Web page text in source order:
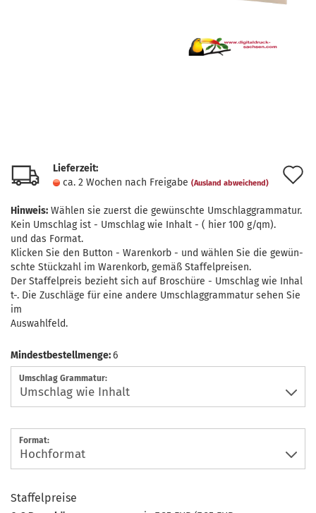
Lieferzeit:
ca. 2 Wochen nach Freigabe (Ausland abweichend)
Hinweis: Wählen sie zuerst die gewünschte Umschlaggrammatur.
Kein Umschlag ist - Umschlag wie Inhalt - ( hier 100 g/qm).
und das Format.
Klicken Sie den Button - Warenkorb - und wählen Sie die gewün-
schte Stückzahl im Warenkorb, gemäß Staffelpreisen.
Der Staffelpreis bezieht sich auf Broschüre - Umschlag wie Inhal
t-. Die Zuschläge für eine andere Umschlaggrammatur sehen Sie
im
Auswahlfeld.
Mindestbestellmenge:6
Umschlag Grammatur:
Format:
Staffelpreise